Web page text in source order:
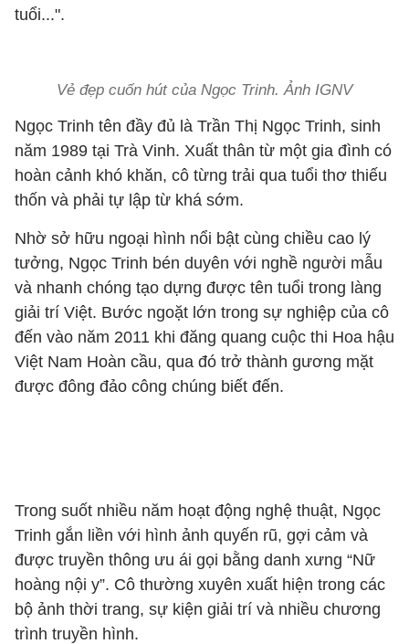
tuổi...".
Vẻ đẹp cuốn hút của Ngọc Trinh. Ảnh IGNV
Ngọc Trinh tên đầy đủ là Trần Thị Ngọc Trinh, sinh
năm 1989 tại Trà Vinh. Xuất thân từ một gia đình có
hoàn cảnh khó khăn, cô từng trải qua tuổi thơ thiếu
thốn và phải tự lập từ khá sớm.
Nhờ sở hữu ngoại hình nổi bật cùng chiều cao lý
tưởng, Ngọc Trinh bén duyên với nghề người mẫu
và nhanh chóng tạo dựng được tên tuổi trong làng
giải trí Việt. Bước ngoặt lớn trong sự nghiệp của cô
đến vào năm 2011 khi đăng quang cuộc thi Hoa hậu
Việt Nam Hoàn cầu, qua đó trở thành gương mặt
được đông đảo công chúng biết đến.
Trong suốt nhiều năm hoạt động nghệ thuật, Ngọc
Trinh gắn liền với hình ảnh quyến rũ, gợi cảm và
được truyền thông ưu ái gọi bằng danh xưng “Nữ
hoàng nội y”. Cô thường xuyên xuất hiện trong các
bộ ảnh thời trang, sự kiện giải trí và nhiều chương
trình truyền hình.